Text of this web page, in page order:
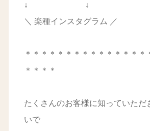
↓ ↓
＼ 楽種インスタグラム ／
＊＊＊＊＊＊＊＊＊＊＊＊＊＊＊
＊＊＊＊
たくさんのお客様に知っていただ
いで